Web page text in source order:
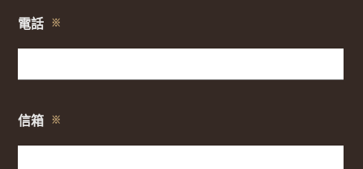
電話 ※
信箱 ※